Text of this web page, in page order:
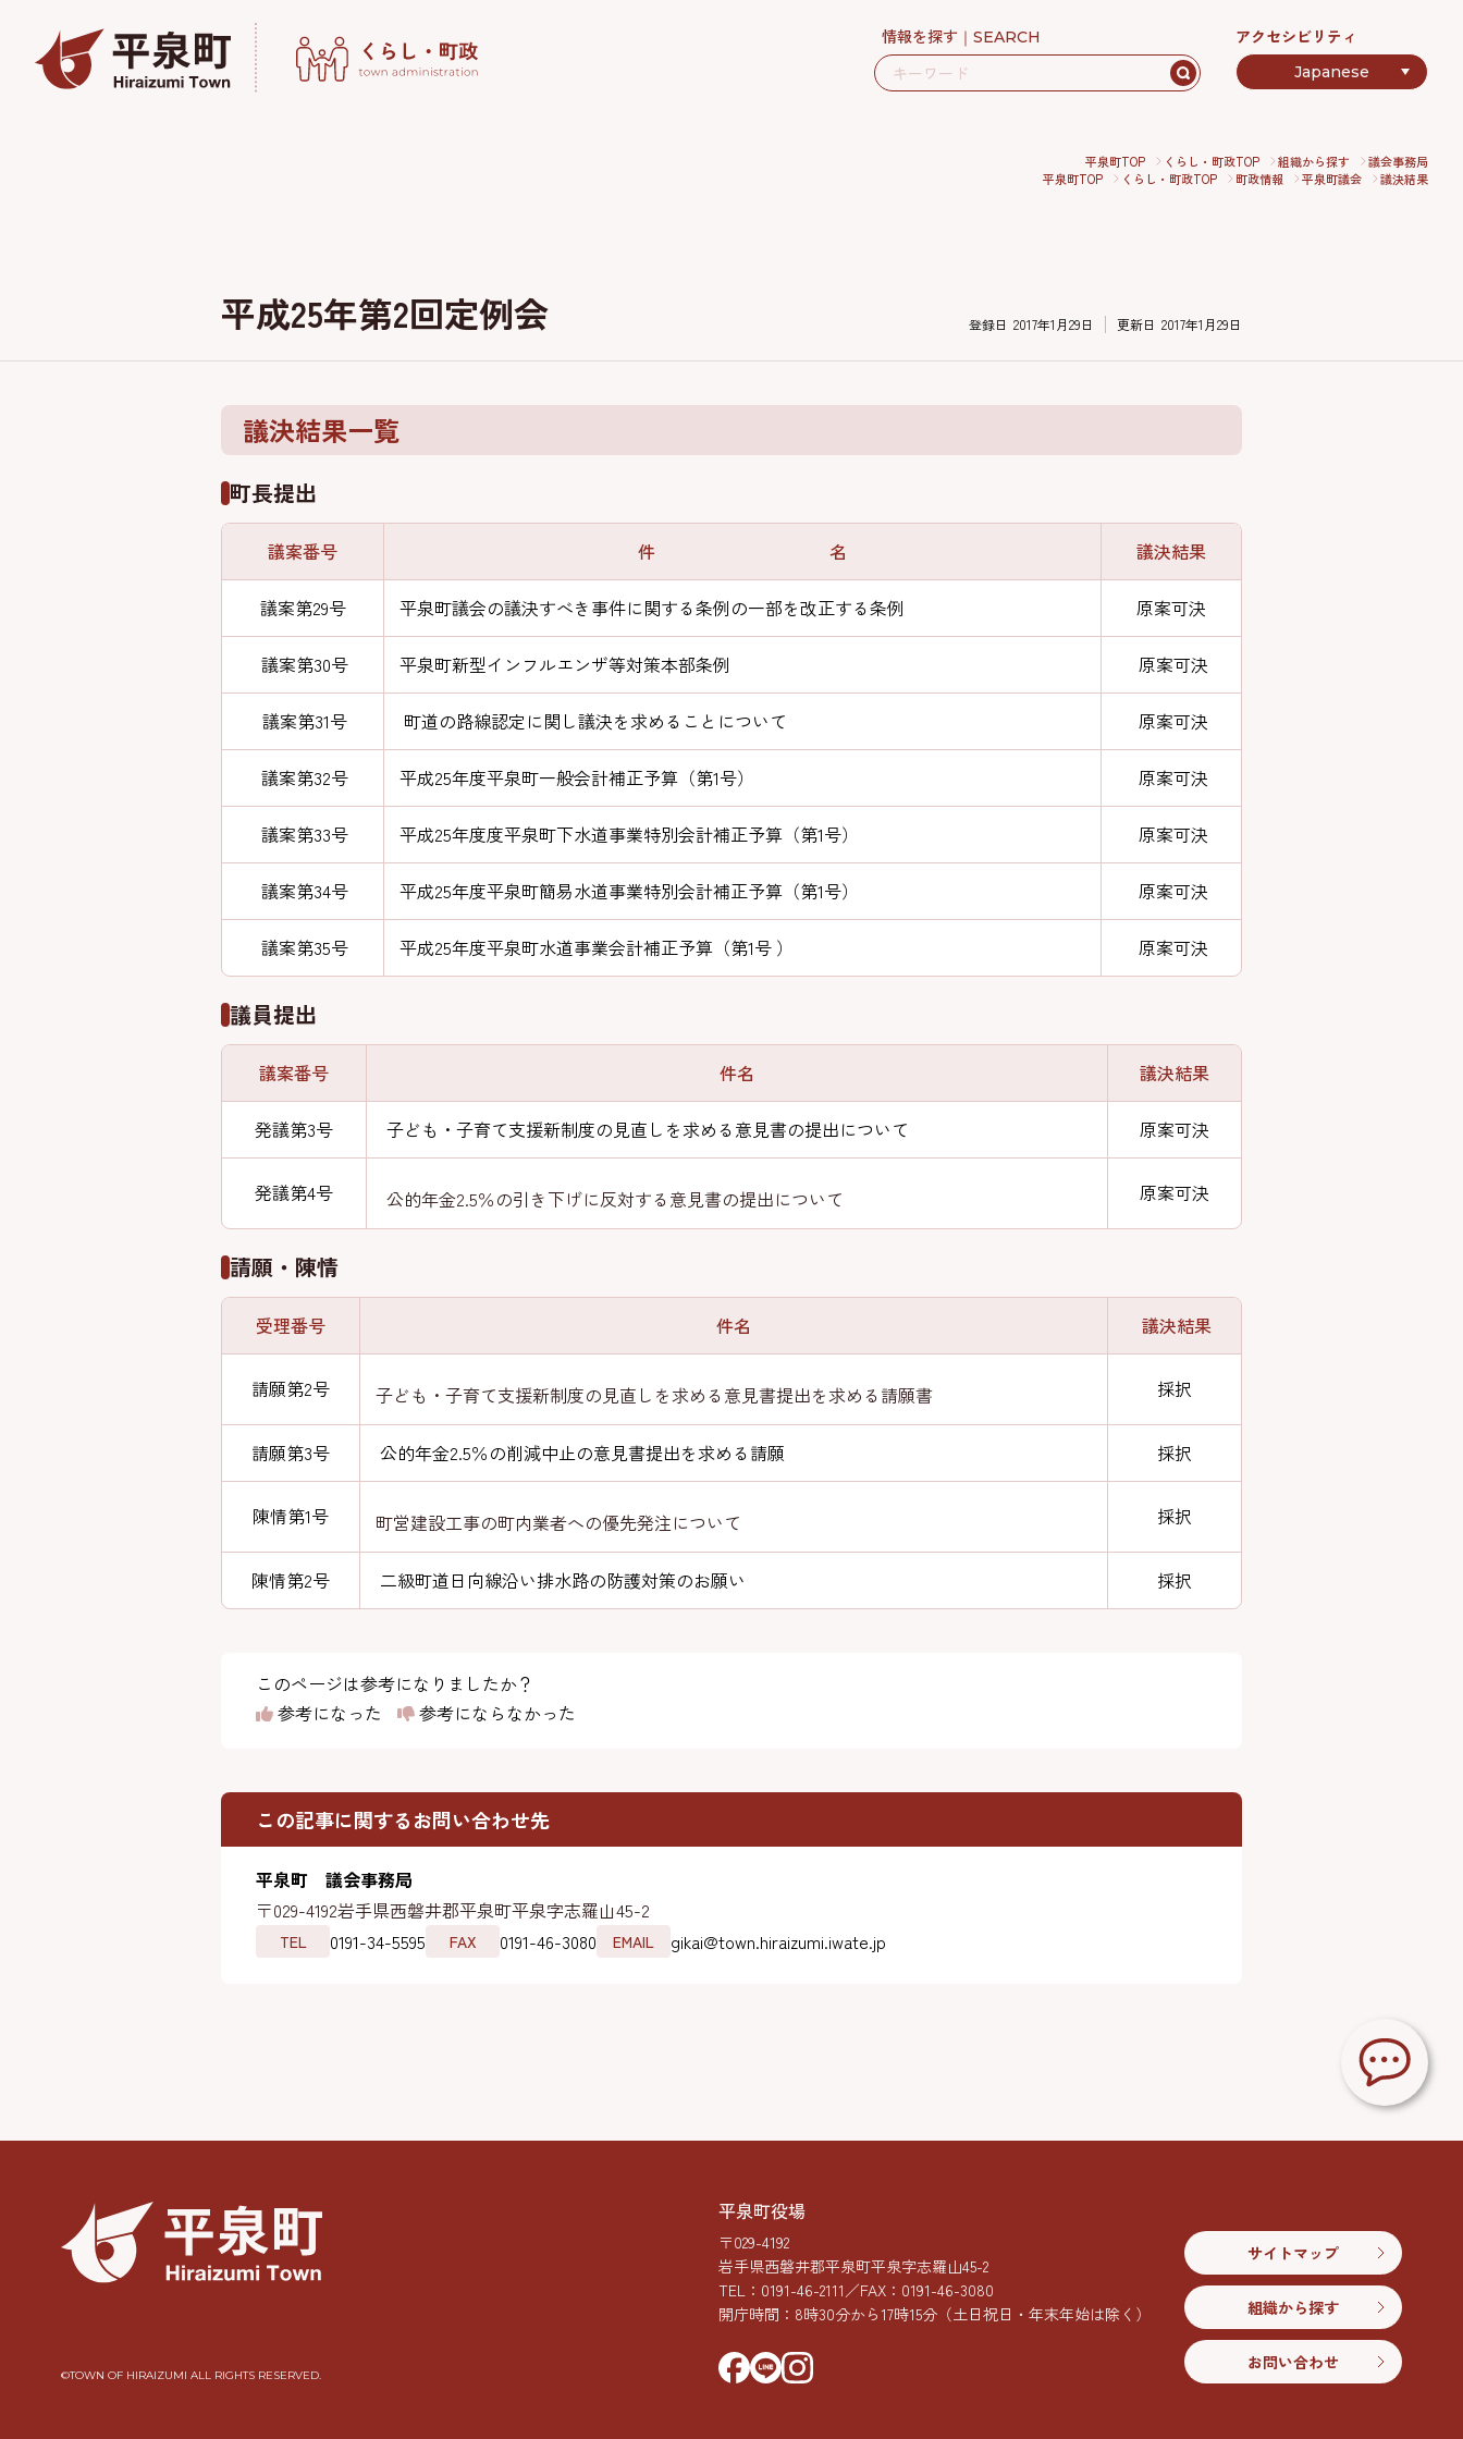
情報を探す SEARCH アクセシビリティ
平泉町TOP くらし・町政TOP 組織から探す
議会事務局
平泉町TOP
くらし・町政TOP 町政情報 平泉町議会 議決結果
平成25年第2回定例会 登録日 2017年1月29日 更新日 2017年1月29日
議決結果一覧
町長提出
議案番号 件 名 議決結果
議案第29号 平泉町議会の議決すべき事件に関する条例の一部を改正する条例 原案可決
議案第30号 平泉町新型インフルエンザ等対策本部条例 原案可決
議案第31号 町道の路線認定に関し議決を求めることについて 原案可決
議案第32号 平成25年度平泉町一般会計補正予算（第1号） 原案可決
議案第33号 平成25年度度平泉町下水道事業特別会計補正予算（第1号） 原案可決
議案第34号 平成25年度平泉町簡易水道事業特別会計補正予算（第1号） 原案可決
議案第35号 平成25年度平泉町水道事業会計補正予算（第1号 ） 原案可決
議員提出
議案番号 件名 議決結果
発議第3号 子ども・子育て支援新制度の見直しを求める意見書の提出について 原案可決
発議第4号 公的年金2.5％の引き下げに反対する意見書の提出について 原案可決
請願・陳情
受理番号 件名 議決結果
請願第2号 子ども・子育て支援新制度の見直しを求める意見書提出を求める請願書 採択
請願第3号 公的年金2.5％の削減中止の意見書提出を求める請願 採択
陳情第1号 町営建設工事の町内業者への優先発注について 採択
陳情第2号 二級町道日向線沿い排水路の防護対策のお願い 採択
このページは参考になりましたか？
参考になった
参考にならなかった
この記事に関するお問い合わせ先
平泉町 議会事務局
〒029-4192岩手県西磐井郡平泉町平泉字志羅山45-2
TEL 0191-34-5595 FAX 0191-46-3080 EMAIL gikai@town.hiraizumi.iwate.jp
©︎TOWN OF HIRAIZUMI ALL RIGHTS RESERVED.
平泉町役場
〒029-4192
岩手県西磐井郡平泉町平泉字志羅山45-2
TEL： 0191-46-2111／FAX：0191-46-3080
開庁時間：8時30分から17時15分 （土日祝日・年末年始は除く）
サイトマップ
組織から探す
お問い合わせ